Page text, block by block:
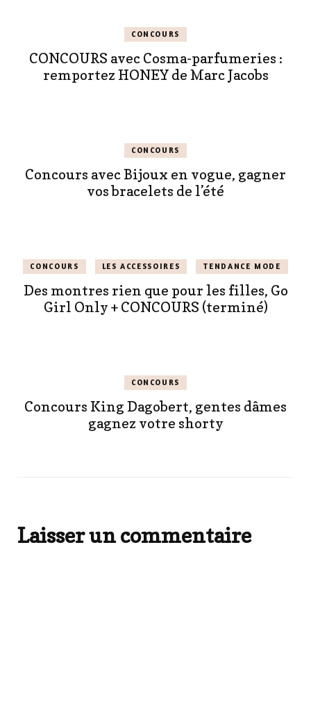
CONCOURS
CONCOURS avec Cosma-parfumeries :
remportez HONEY de Marc Jacobs
CONCOURS
Concours avec Bijoux en vogue, gagner
vos bracelets de l’été
CONCOURS LES ACCESSOIRES TENDANCE MODE
Des montres rien que pour les filles, Go
Girl Only + CONCOURS (terminé)
CONCOURS
Concours King Dagobert, gentes dâmes
gagnez votre shorty
Laisser un commentaire